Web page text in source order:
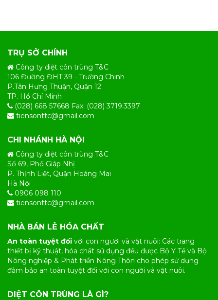
TRỤ SỞ CHÍNH
Công ty diệt côn trùng T&C
106 Đường ĐHT 39 - Trường Chinh
P.Tân Hưng Thuận, Quận 12
TP. Hồ Chí Minh
(028) 668 57668 Fax: (028) 3719.3397
tiensonttc@gmail.com
CHI NHÁNH HÀ NỘI
Công ty diệt côn trùng T&C
Số 69, Phố Giáp Nhị
P. Thịnh Liệt, Quận Hoàng Mai
Hà Nội
0906 098 110
tiensonttc@gmail.com
NHÀ BÁN LẺ HÓA CHẤT
An toàn tuyệt đối với con người và vật nuôi: Các trang
thiết bị kỹ thuật, hóa chất sử dụng đều được Bộ Y Tế và Bộ
Nông nghiệp & Phát triển Nông Thôn cho phép sử dụng
đảm bảo an toàn tuyệt đối với con người và vật nuôi.
DIỆT CÔN TRÙNG LÀ GÌ?